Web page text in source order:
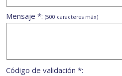
Mensaje *: (500 caracteres máx)
Código de validación *: